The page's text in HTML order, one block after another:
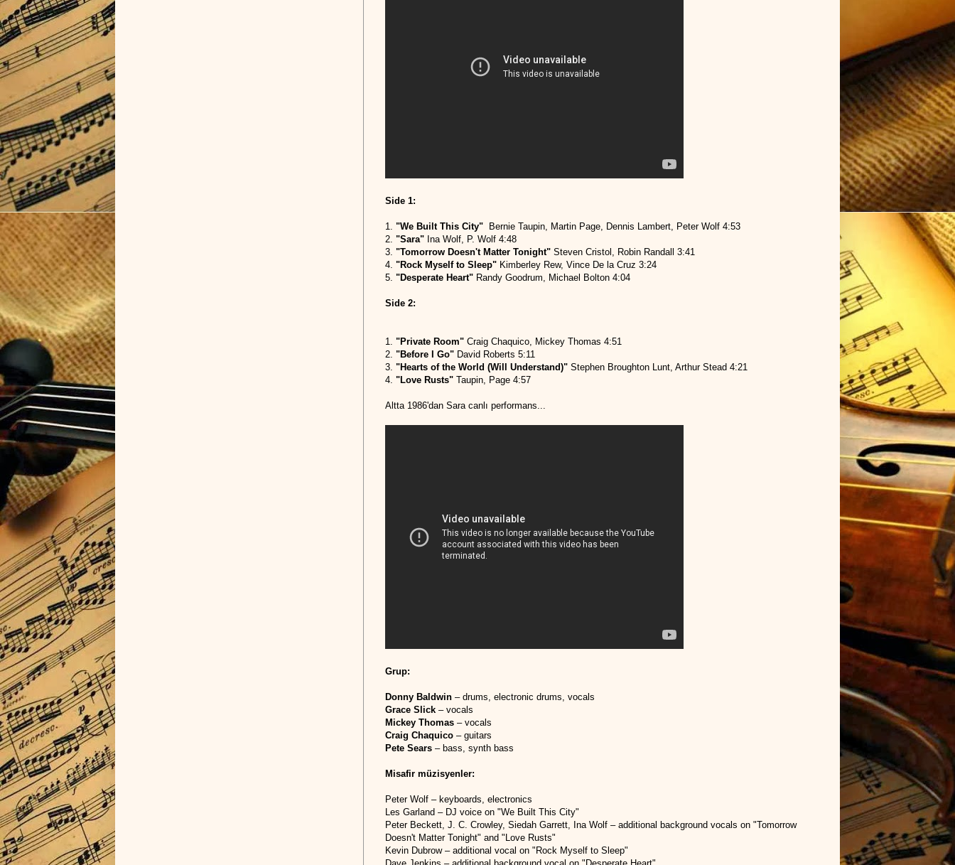
Side 1:
1. "We Built This City"
Bernie Taupin, Martin Page, Dennis Lambert, Peter Wolf 4:53
2. "Sara" Ina Wolf, P. Wolf 4:48
3. "Tomorrow Doesn't Matter Tonight" Steven Cristol, Robin Randall 3:41
4. "Rock Myself to Sleep" Kimberley Rew, Vince De la Cruz 3:24
5. "Desperate Heart" Randy Goodrum, Michael Bolton 4:04
Side 2:
1. "Private Room" Craig Chaquico, Mickey Thomas 4:51
2. "Before I Go" David Roberts 5:11
3. "Hearts of the World (Will Understand)" Stephen Broughton Lunt, Arthur Stead 4:21
4. "Love Rusts" Taupin, Page 4:57
Altta 1986'dan Sara canlı performans...
Grup:
Donny Baldwin – drums, electronic drums, vocals
Grace Slick – vocals
Mickey Thomas – vocals
Craig Chaquico – guitars
Pete Sears – bass, synth bass
Misafir müzisyenler:
Peter Wolf – keyboards, electronics
Les Garland – DJ voice on "We Built This City"
Peter Beckett, J. C. Crowley, Siedah Garrett, Ina Wolf – additional background vocals on "Tomorrow
Doesn't Matter Tonight" and "Love Rusts"
Kevin Dubrow – additional vocal on "Rock Myself to Sleep"